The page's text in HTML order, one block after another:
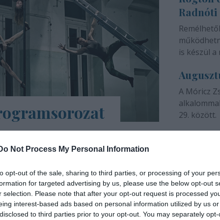
Not Process My Personal Information
opt-out of the sale, sharing to third parties, or processing of your
for targeted advertising by us, please use the below opt-out
selection. Please note that after your opt-out request is processed
interest-based ads based on personal information utilized by us
to third parties prior to your opt-out. You may separately
Háza e-Trafó elnevezésű
tartalmas, a digitális platformokon
online táncórák, live setek,
színházunk
Radnóti
is készül a
A Móricz
29. között.
INTERJÚ